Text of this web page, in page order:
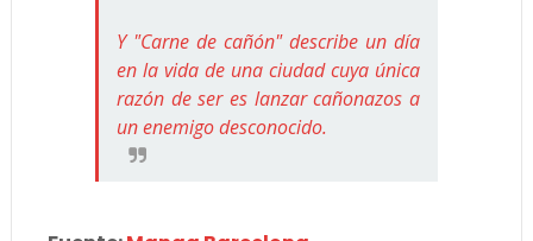
Y "Carne de cañón" describe un día
en la vida de una ciudad cuya única
razón de ser es lanzar cañonazos a
un enemigo desconocido.